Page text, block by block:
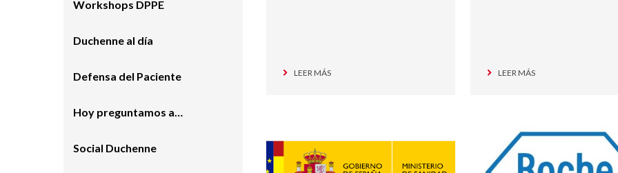
LEER MÁS LEER MÁS
Workshops DPPE
Duchenne al día
Defensa del Paciente
Hoy preguntamos a…
Social Duchenne